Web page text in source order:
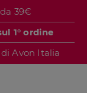
39€
1° ordine
Avon Italia
CHIUDI